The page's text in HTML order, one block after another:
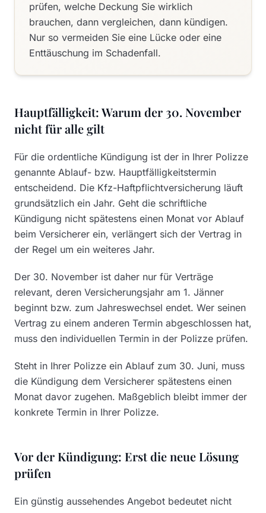
prüfen, welche Deckung Sie wirklich
brauchen, dann vergleichen, dann kündigen.
Nur so vermeiden Sie eine Lücke oder eine
Enttäuschung im Schadenfall.
Hauptfälligkeit: Warum der 30. November
nicht für alle gilt
Für die ordentliche Kündigung ist der in Ihrer Polizze
genannte Ablauf- bzw. Hauptfälligkeitstermin
entscheidend. Die Kfz-Haftpflichtversicherung läuft
grundsätzlich ein Jahr. Geht die schriftliche
Kündigung nicht spätestens einen Monat vor Ablauf
beim Versicherer ein, verlängert sich der Vertrag in
der Regel um ein weiteres Jahr.
Der 30. November ist daher nur für Verträge
relevant, deren Versicherungsjahr am 1. Jänner
beginnt bzw. zum Jahreswechsel endet. Wer seinen
Vertrag zu einem anderen Termin abgeschlossen hat,
muss den individuellen Termin in der Polizze prüfen.
Steht in Ihrer Polizze ein Ablauf zum 30. Juni, muss
die Kündigung dem Versicherer spätestens einen
Monat davor zugehen. Maßgeblich bleibt immer der
konkrete Termin in Ihrer Polizze.
Vor der Kündigung: Erst die neue Lösung
prüfen
Ein günstig aussehendes Angebot bedeutet nicht